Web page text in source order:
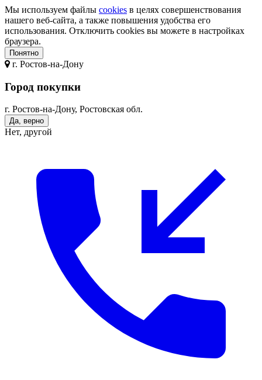
Мы используем файлы cookies в целях совершенствования
нашего веб-сайта, а также повышения удобства его
использования. Отключить cookies вы можете в настройках
браузера.
Понятно
г. Ростов-на-Дону
Город покупки
г. Ростов-на-Дону, Ростовская обл.
Да, верно
Нет, другой